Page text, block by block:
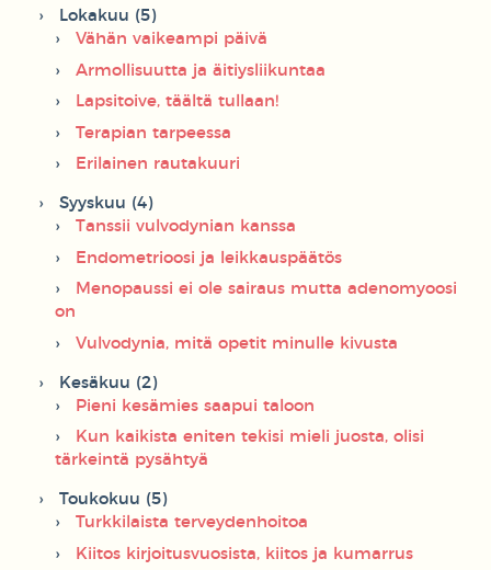
Lokakuu (5)
Vähän vaikeampi päivä
Armollisuutta ja äitiysliikuntaa
Lapsitoive, täältä tullaan!
Terapian tarpeessa
Erilainen rautakuuri
Syyskuu (4)
Tanssii vulvodynian kanssa
Endometrioosi ja leikkauspäätös
Menopaussi ei ole sairaus mutta adenomyoosi
on
Vulvodynia, mitä opetit minulle kivusta
Kesäkuu (2)
Pieni kesämies saapui taloon
Kun kaikista eniten tekisi mieli juosta, olisi
tärkeintä pysähtyä
Toukokuu (5)
Turkkilaista terveydenhoitoa
Kiitos kirjoitusvuosista, kiitos ja kumarrus